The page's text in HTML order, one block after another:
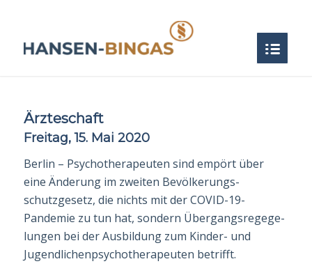
Ärzteschaft
Freitag, 15. Mai 2020
Berlin – Psychotherapeuten sind empört über
eine Änderung im zweiten Bevölkerungs­
schutzgesetz, die nichts mit der COVID-19-
Pandemie zu tun hat, sondern Übergangs­re­ge­ge­
lungen bei der Ausbildung zum Kinder- und
Jugendlichen­psychotherapeuten betrifft.